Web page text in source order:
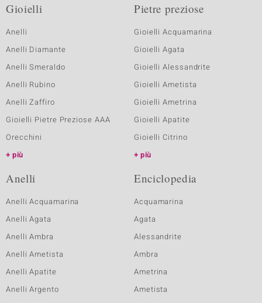
Gioielli
Anelli
Anelli Diamante
Anelli Smeraldo
Anelli Rubino
Anelli Zaffiro
Gioielli Pietre Preziose AAA
Orecchini
più
Pietre preziose
Gioielli Acquamarina
Gioielli Agata
Gioielli Alessandrite
Gioielli Ametista
Gioielli Ametrina
Gioielli Apatite
Gioielli Citrino
più
Anelli
Anelli Acquamarina
Anelli Agata
Anelli Ambra
Anelli Ametista
Anelli Apatite
Anelli Argento
Enciclopedia
Acquamarina
Agata
Alessandrite
Ambra
Ametrina
Ametista